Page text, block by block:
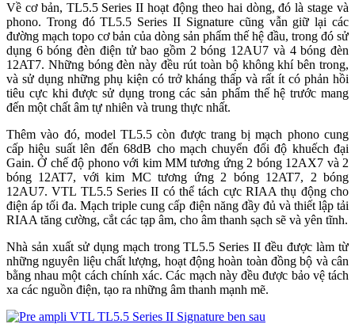
Về cơ bản, TL5.5 Series II hoạt động theo hai dòng, đó là stage và
phono. Trong đó TL5.5 Series II Signature cũng vẫn giữ lại các
đường mạch topo cơ bản của dòng sản phẩm thế hệ đầu, trong đó sử
dụng 6 bóng đèn điện tử bao gồm 2 bóng 12AU7 và 4 bóng đèn
12AT7. Những bóng đèn này đều rút toàn bộ không khí bên trong,
và sử dụng những phụ kiện có trở kháng thấp và rất ít có phản hồi
tiêu cực khi được sử dụng trong các sản phẩm thế hệ trước mang
đến một chất âm tự nhiên và trung thực nhất.
Thêm vào đó, model TL5.5 còn được trang bị mạch phono cung
cấp hiệu suất lên đến 68dB cho mạch chuyển đổi độ khuếch đại
Gain. Ở chế độ phono với kim MM tương ứng 2 bóng 12AX7 và 2
bóng 12AT7, với kim MC tương ứng 2 bóng 12AT7, 2 bóng
12AU7. VTL TL5.5 Series II có thể tách cực RIAA thụ động cho
điện áp tối đa. Mạch triple cung cấp điện năng đầy đủ và thiết lập tải
RIAA tăng cường, cắt các tạp âm, cho âm thanh sạch sẽ và yên tĩnh.
Nhà sản xuất sử dụng mạch trong TL5.5 Series II đều được làm từ
những nguyên liệu chất lượng, hoạt động hoàn toàn đồng bộ và cân
bằng nhau một cách chính xác. Các mạch này đều được bảo vệ tách
xa các nguồn điện, tạo ra những âm thanh mạnh mẽ.